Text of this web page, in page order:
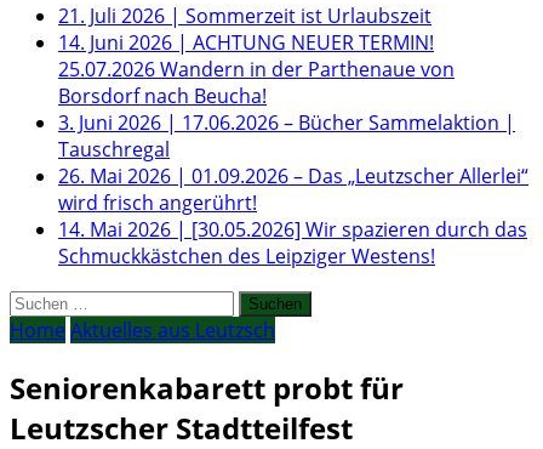
21. Juli 2026 | Sommerzeit ist Urlaubszeit
14. Juni 2026 | ACHTUNG NEUER TERMIN!
25.07.2026 Wandern in der Parthenaue von
Borsdorf nach Beucha!
3. Juni 2026 | 17.06.2026 – Bücher Sammelaktion |
Tauschregal
26. Mai 2026 | 01.09.2026 – Das „Leutzscher Allerlei“
wird frisch angerührt!
14. Mai 2026 | [30.05.2026] Wir spazieren durch das
Schmuckkästchen des Leipziger Westens!
Suchen
nach:
HomeAktuelles aus Leutzsch
Seniorenkabarett probt für
Leutzscher Stadtteilfest